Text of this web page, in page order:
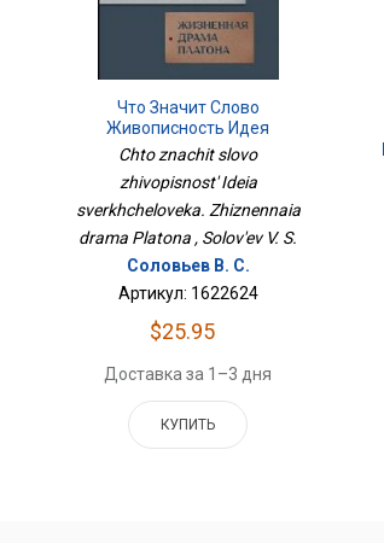
Что Значит Слово
Живописность Идея
Сверхчеловека. Жизненная
Chto znachit slovo
zhivopisnost' Ideia
sverkhcheloveka. Zhiznennaia
drama Platona , Solov'ev V. S.
Соловьев В. С.
Артикул: 1622624
$25.95
Доставка за 1–3 дня
КУПИТЬ